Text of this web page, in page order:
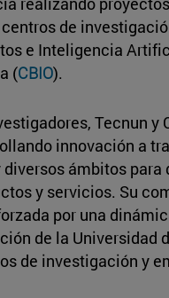
de
e Inteligencia
(CBIO).
Tecnun
innovación a
ámbitos
y servicios. Su
por una
de la Universidad
de investigación y